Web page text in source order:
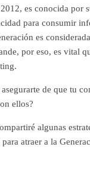
es conocida por
para consumir
es
por eso, es vital
de que tu
ellos?
algunas
atraer a la